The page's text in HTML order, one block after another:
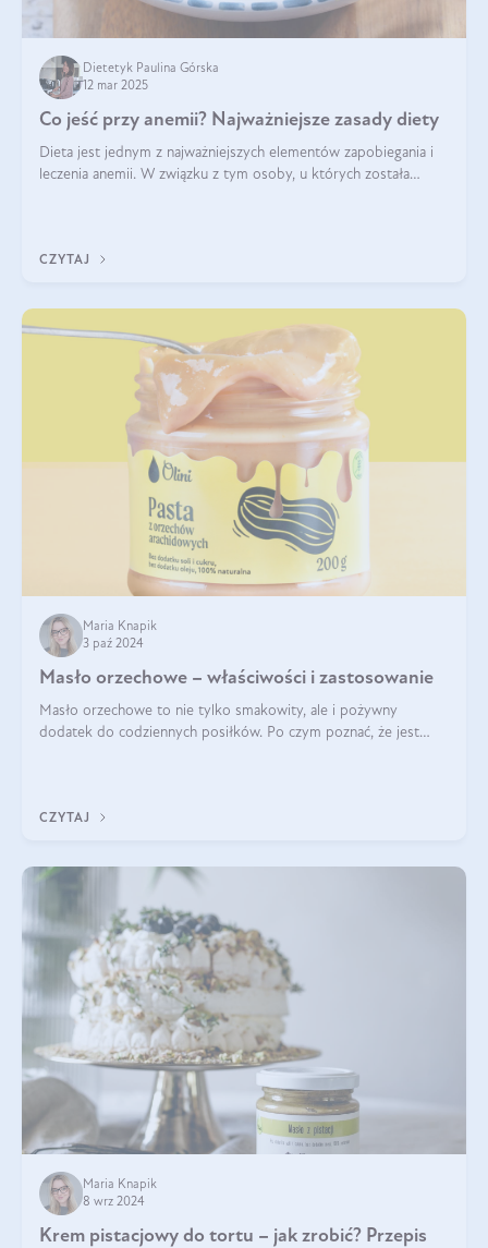
Dietetyk Paulina Górska
12 mar 2025
Co jeść przy anemii? Najważniejsze zasady diety
Dieta jest jednym z najważniejszych elementów zapobiegania i
leczenia anemii. W związku z tym osoby, u których została
CZYTAJ
Maria Knapik
3 paź 2024
Masło orzechowe – właściwości i zastosowanie
Masło orzechowe to nie tylko smakowity, ale i pożywny
dodatek do codziennych posiłków. Po czym poznać, że jest
CZYTAJ
Maria Knapik
8 wrz 2024
Krem pistacjowy do tortu – jak zrobić? Przepis